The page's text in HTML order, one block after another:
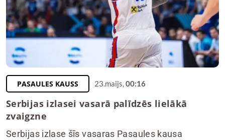
PASAULES KAUSS 23.maijs,00:16
Serbijas izlasei vasarā palīdzēs lielākā
zvaigzne
Serbijas izlase šīs vasaras Pasaules kausa